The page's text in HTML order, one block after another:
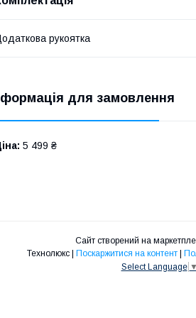
рукоятка
для замовлення
5 499 ₴
Сайт створений на
Поскаржитися на контент
Select Language ▼